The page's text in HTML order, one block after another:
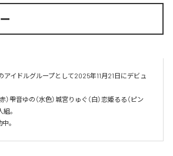
アイドルグループとして2025年11月21日にデビュ
）雫音ゆの（水色）城宮りゅぐ（白）恋姫るる（ピン
組。
。